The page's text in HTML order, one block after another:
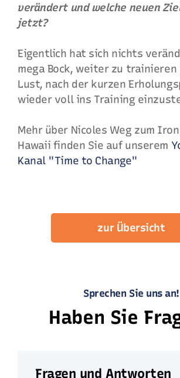
verändert und welche neuen
jetzt?
Eigentlich hat sich nichts
mega Bock, weiter zu
Lust, nach der kurzen
wieder voll ins Training
Mehr über Nicoles Weg zum
Hawaii finden Sie auf unserem
Kanal "Time to Change"
zur Übersicht
Sprechen Sie uns an!
Haben Sie
Fragen und Antworten